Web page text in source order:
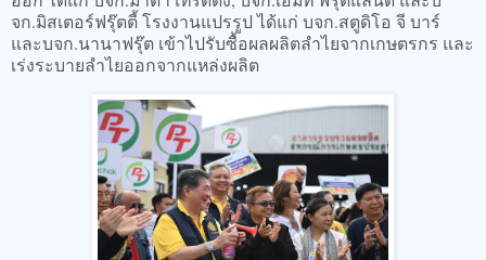
จก.มิสเตอร์ฟรุ๊ตตี้ โรงงานแปรรูป ได้แก่ บจก.สตูดิโอ จี บาร์
และบจก.นานาฟรุ๊ต เข้าไปรับซื้อผลผลิตลำไยจากเกษตรกร และ
เร่งระบายลำไยออกจากแหล่งผลิต